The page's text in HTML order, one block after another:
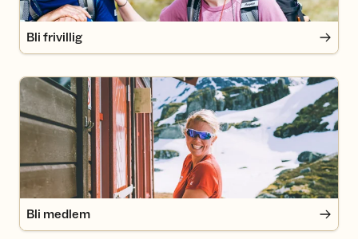
Bli frivillig
Bli medlem
Bli medlem